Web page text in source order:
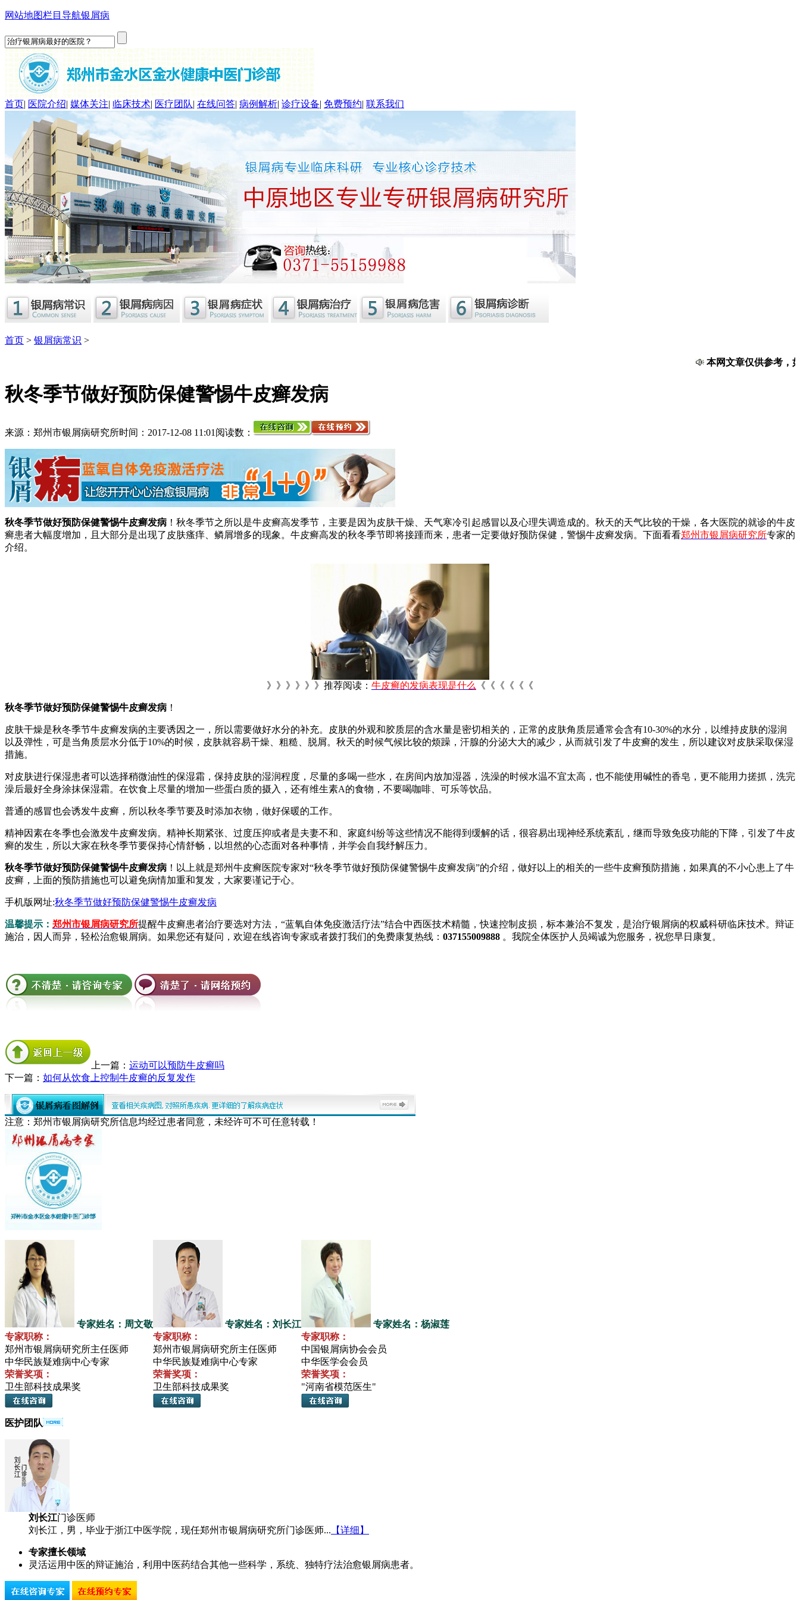
网站地图栏目导航银屑病
首页| 医院介绍| 媒体关注| 临床技术| 医疗团队| 在线问答| 病例解析| 诊疗设备| 免费预约| 联系我们
首页 > 银屑病常识 >
本网文章仅供参考，如
秋冬季节做好预防保健警惕牛皮癣发病
来源：郑州市银屑病研究所时间：2017-12-08 11:01 阅读数：
秋冬季节做好预防保健警惕牛皮癣发病 ！秋冬季节之所以是牛皮癣高发季节，主要是因为皮肤干燥、天气寒冷引起感冒以及心理失调造成的。秋天的天气比较的干燥，各大医院的就诊的牛皮
癣患者大幅度增加，且大部分是出现了皮肤瘙痒、鳞屑增多的现象。牛皮癣高发的秋冬季节即将接踵而来，患者一定要做好预防保健，警惕牛皮癣发病。下面看看郑州市银屑病研究所专家的
介绍。
》》》》》》推荐阅读： 牛皮癣的发病表现是什么 《《《《《《
秋冬季节做好预防保健警惕牛皮癣发病 ！
皮肤干燥是秋冬季节牛皮癣发病的主要诱因之一，所以需要做好水分的补充。皮肤的外观和胶质层的含水量是密切相关的，正常的皮肤角质层通常会含有10-30%的水分，以维持皮肤的湿润
以及弹性，可是当角质层水分低于10%的时候，皮肤就容易干燥、粗糙、脱屑。秋天的时候气候比较的烦躁，汗腺的分泌大大的减少，从而就引发了牛皮癣的发生，所以建议对皮肤采取保湿
措施。
对皮肤进行保湿患者可以选择稍微油性的保湿霜，保持皮肤的湿润程度，尽量的多喝一些水，在房间内放加湿器，洗澡的时候水温不宜太高，也不能使用碱性的香皂，更不能用力搓抓，洗完
澡后最好全身涂抹保湿霜。在饮食上尽量的增加一些蛋白质的摄入，还有维生素A的食物，不要喝咖啡、可乐等饮品。
普通的感冒也会诱发牛皮癣，所以秋冬季节要及时添加衣物，做好保暖的工作。
精神因素在冬季也会激发牛皮癣发病。精神长期紧张、过度压抑或者是夫妻不和、家庭纠纷等这些情况不能得到缓解的话，很容易出现神经系统紊乱，继而导致免疫功能的下降，引发了牛皮
癣的发生，所以大家在秋冬季节要保持心情舒畅，以坦然的心态面对各种事情，并学会自我纾解压力。
秋冬季节做好预防保健警惕牛皮癣发病 ！以上就是郑州牛皮癣医院专家对“秋冬季节做好预防保健警惕牛皮癣发病”的介绍，做好以上的相关的一些牛皮癣预防措施，如果真的不小心患上了牛
皮癣，上面的预防措施也可以避免病情加重和复发，大家要谨记于心。
手机版网址:秋冬季节做好预防保健警惕牛皮癣发病
温馨提示： 郑州市银屑病研究所提醒牛皮癣患者治疗要选对方法，“蓝氧自体免疫激活疗法”结合中西医技术精髓，快速控制皮损，标本兼治不复发，是治疗银屑病的权威科研临床技术。辩证
施治，因人而异，轻松治愈银屑病。如果您还有疑问，欢迎在线咨询专家或者拨打我们的免费康复热线： 037155009888 。我院全体医护人员竭诚为您服务，祝您早日康复。
上一篇： 运动可以预防牛皮癣吗
下一篇： 如何从饮食上控制牛皮癣的反复发作
注意：郑州市银屑病研究所信息均经过患者同意，未经许可不可任意转载！
专家姓名：周文敬
专家职称：
郑州市银屑病研究所主任医师
中华民族疑难病中心专家
荣誉奖项：
卫生部科技成果奖
专家姓名：刘长江
专家职称：
郑州市银屑病研究所主任医师
中华民族疑难病中心专家
荣誉奖项：
卫生部科技成果奖
专家姓名：杨淑莲
专家职称：
中国银屑病协会会员
中华医学会会员
荣誉奖项：
"河南省模范医生"
医护团队
刘长江门诊医师
刘长江，男，毕业于浙江中医学院，现任郑州市银屑病研究所门诊医师... 【详细】
专家擅长领域
灵活运用中医的辩证施治，利用中医药结合其他一些科学，系统、独特疗法治愈银屑病患者。